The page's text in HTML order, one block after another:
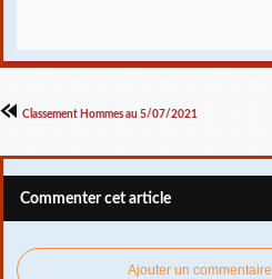
Classement Hommes au 5/07/2021
Commenter cet article
Ajouter un commentaire